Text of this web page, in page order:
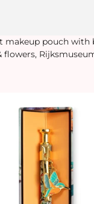
makeup pouch with
flowers,